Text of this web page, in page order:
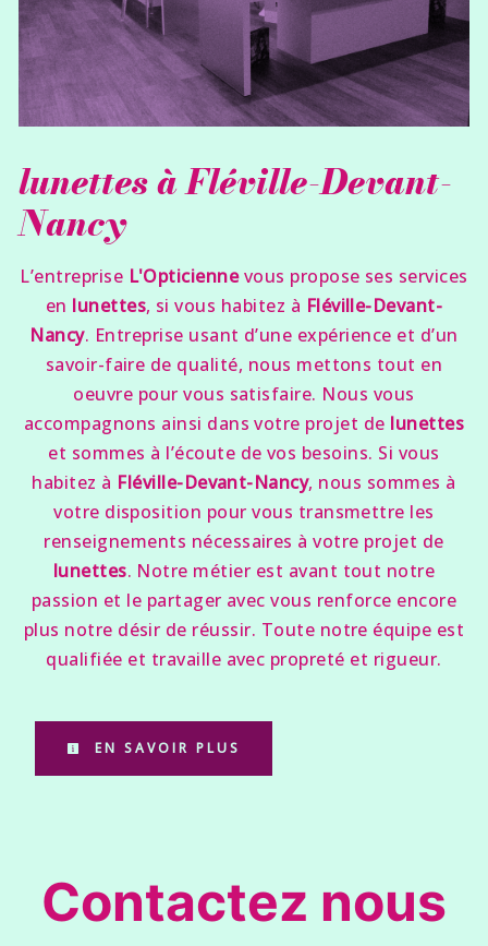
lunettes à Fléville-Devant-
Nancy
L’entreprise L'Opticiennevous propose ses services
en lunettes, si vous habitez à Fléville-Devant-
Nancy. Entreprise usant d’une expérience et d’un
savoir-faire de qualité, nous mettons tout en
oeuvre pour vous satisfaire. Nous vous
accompagnons ainsi dans votre projet de lunettes
et sommes à l’écoute de vos besoins. Si vous
habitez à Fléville-Devant-Nancy, nous sommes à
votre disposition pour vous transmettre les
renseignements nécessaires à votre projet de
lunettes. Notre métier est avant tout notre
passion et le partager avec vous renforce encore
plus notre désir de réussir. Toute notre équipe est
qualifiée et travaille avec propreté et rigueur.
EN SAVOIR PLUS
Contactez nous